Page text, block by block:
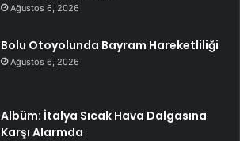
Ağustos 6, 2026
Bolu Otoyolunda Bayram Hareketliliği
Ağustos 6, 2026
Albüm: İtalya Sıcak Hava Dalgasına
Karşı Alarmda